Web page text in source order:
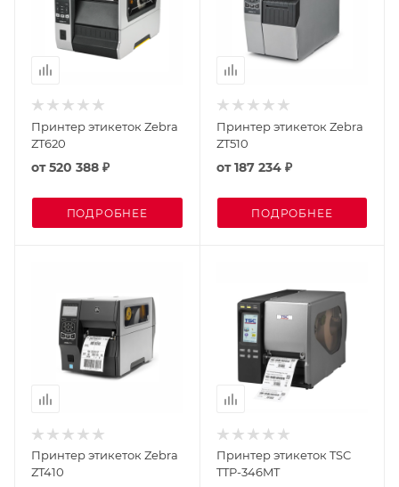
Принтер этикеток Zebra
ZT620
от520 388 ₽
ПОДРОБНЕЕ
Принтер этикеток Zebra
ZT510
от187 234 ₽
ПОДРОБНЕЕ
Принтер этикеток Zebra
ZT410
Принтер этикеток TSC
TTP-346MT